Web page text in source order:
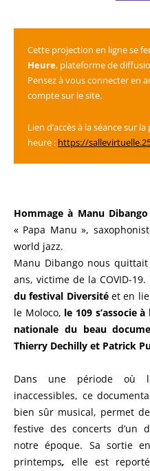
Cette projection en ligne se
Heure, plateforme de
Pensez à vous connecter en
compte sur le site.
Lien d’accès à la séance sur
heure : https://
Hommage à Manu Dibango
« Papa Manu »,
world jazz.
Manu Dibango nous
ans, victime de la COVID-
du festival Diversitéet en
le Moloco, le 109 s’associe
nationale du beau
Thierry Dechilly et Patrick
Dans une période où
inaccessibles, ce
bien sûr musical, permet
festive des concerts d’un
notre époque. Sa sortie
printemps,elle est